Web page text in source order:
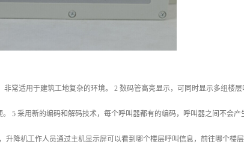
常适用于建筑工地复杂的环境。 2 数码管高亮显示，可同时显示多组楼
5 采用新的编码和解码技术，每个呼叫器都有的编码，呼叫器之间不会产
降机工作人员通过主机显示屏可以看到哪个楼层呼叫信息，前往哪个楼层